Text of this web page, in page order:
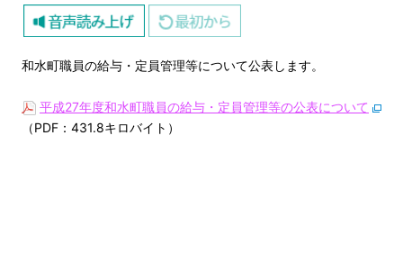
和水町職員の給与・定員管理等について公表します。
平成27年度和水町職員の給与・定員管理等の公表について
（PDF：431.8キロバイト）